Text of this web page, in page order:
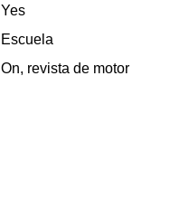
Yes
Escuela
On, revista de motor